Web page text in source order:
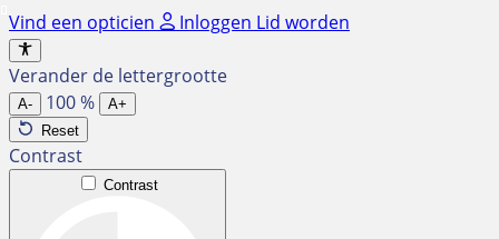
Ga
naar
de
inhoud
Vind een opticien Inloggen Lid worden
Verander de lettergrootte
A- 100%
A+
Reset
Contrast
Contrast